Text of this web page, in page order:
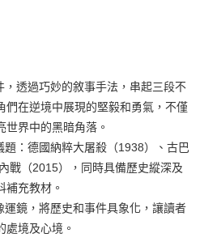
大哥大用戶可立即使用無須另外申請。
訂單成立後會自動跳轉到大哥付的交易
期的期數、繳款截止日，確認付款後即完
金額請依後續交易確認頁面所載為準。
認交易或遇審核未通過，訂單將自動取
，表示未達大哥付你分期系統評分，恕無
後才付款」的支付方式。 讓您購物簡單
卡、不需儲值。
證，即可結帳。
透過巧妙的敘事手法，串起三段不
們在逆境中展現的堅毅和勇氣，不僅
世界中的黑暗角落。
：德國納粹大屠殺（1938）、古巴
戰（2015），同時具備歷史縱深及
補充教材。
鏡，將歷史和事件具象化，讓讀者
處境及心境。